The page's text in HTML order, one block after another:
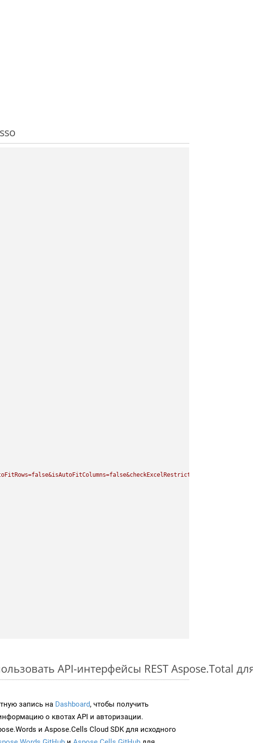
API-интерфейсы REST Aspose.Total
запись на Dashboard, чтобы получить
о квотах API и авторизации.
и Aspose.Cells Cloud SDK для исходного